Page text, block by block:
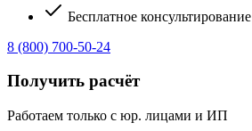
Бесплатное консультирование
8 (800) 700-50-24
Получить расчёт
Работаем только с юр. лицами и ИП